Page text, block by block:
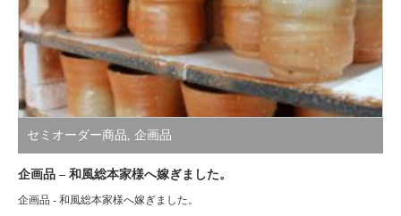
セミオーダー商品, 企画品
企画品 – 和風総本家様へ嫁ぎました。
企画品 - 和風総本家様へ嫁ぎました。